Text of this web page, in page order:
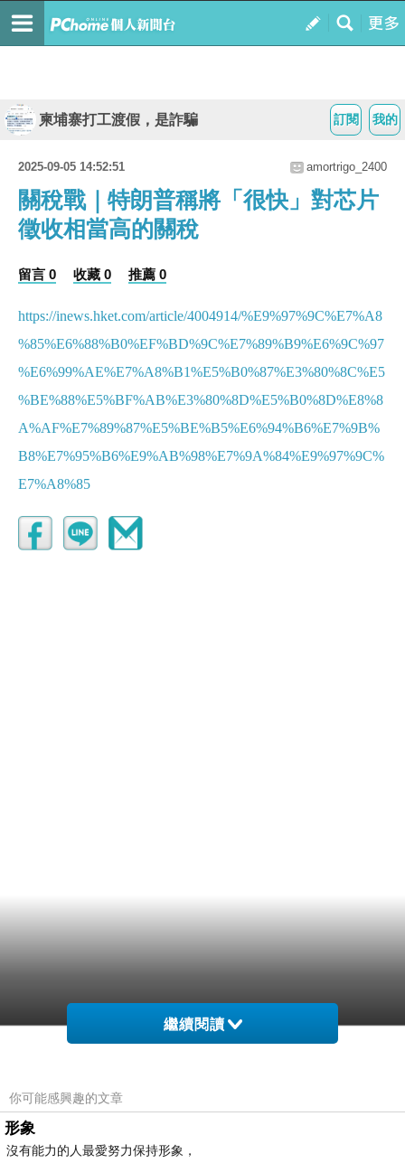
我的
訂閱
柬埔寨打工渡假，是詐騙
2025-09-05 14:52:51 amortrigo_2400
關稅戰｜特朗普稱將「很快」對芯片
徵收相當高的關稅
留言 0 收藏 0 推薦 0
https://inews.hket.com/article/4004914/%E9%97%9C%E7%A8
%85%E6%88%B0%EF%BD%9C%E7%89%B9%E6%9C%97
%E6%99%AE%E7%A8%B1%E5%B0%87%E3%80%8C%E5
%BE%88%E5%BF%AB%E3%80%8D%E5%B0%8D%E8%8
A%AF%E7%89%87%E5%BE%B5%E6%94%B6%E7%9B%
B8%E7%95%B6%E9%AB%98%E7%9A%84%E9%97%9C%
E7%A8%85
繼續閱讀
你可能感興趣的文章
形象
沒有能力的人最愛努力保持形象，